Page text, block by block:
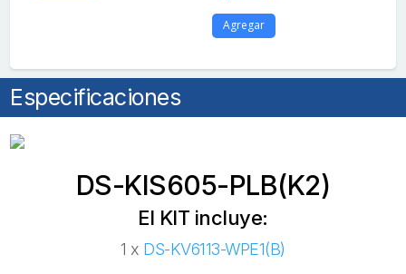
Agregar
Especificaciones
DS-KIS605-PLB(K2)
El KIT incluye:
1 x DS-KV6113-WPE1(B)